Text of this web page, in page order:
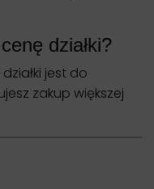
działki?
jest do
zakup większej